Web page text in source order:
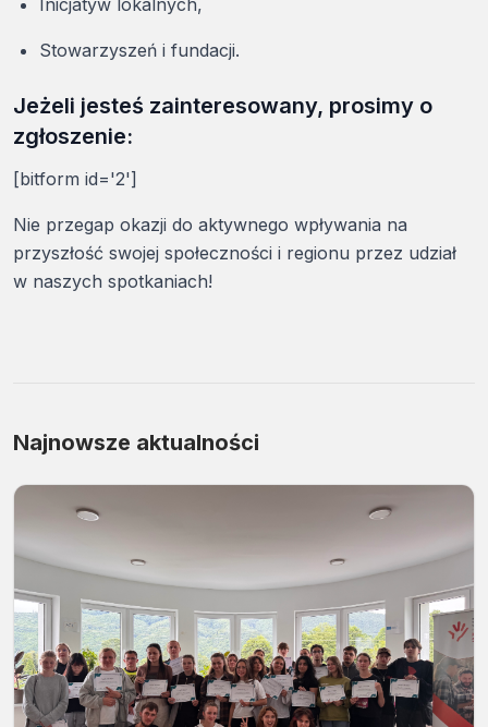
Inicjatyw lokalnych,
Stowarzyszeń i fundacji.
Jeżeli jesteś zainteresowany, prosimy o
zgłoszenie:
[bitform id='2']
Nie przegap okazji do aktywnego wpływania na
przyszłość swojej społeczności i regionu przez udział
w naszych spotkaniach!
Najnowsze aktualności